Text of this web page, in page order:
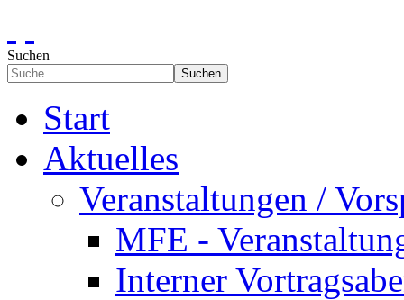
Suchen
Suchen
Start
Aktuelles
Veranstaltungen /
MFE -
Interner